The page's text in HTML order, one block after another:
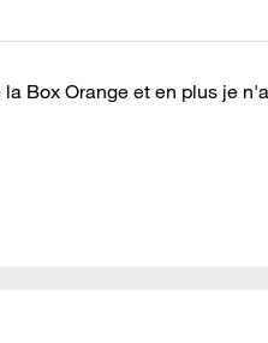
Box Orange et en plus je